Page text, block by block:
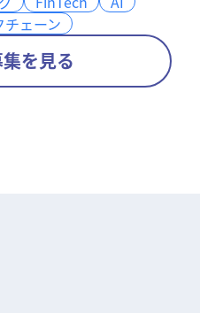
チェーン
チェーン
を見る